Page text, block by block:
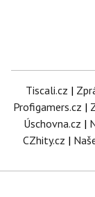
Tiscali.cz |
Profigamers.cz |
Úschovna.cz |
CZhity.cz |